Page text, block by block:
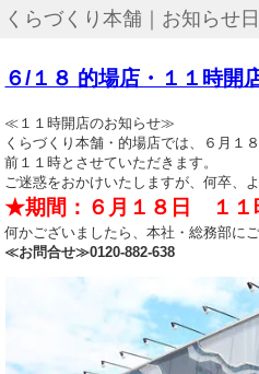
くらづくり本舗｜お知らせ
６/１８ 的場店・１１時開
≪１１時開店のお知らせ≫
くらづくり本舗・的場店では、６月１
前１１時とさせていただきます。
ご迷惑をおかけいたしますが、何卒、
★期間：６月１８日 １１
何かございましたら、本社・総務部にご
≪お問合せ≫0120-882-638